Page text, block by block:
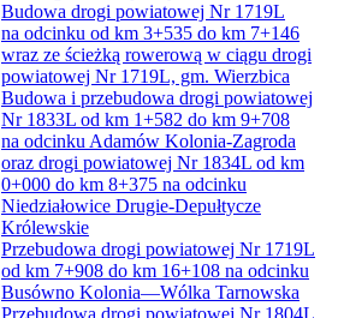
Budowa drogi powiatowej Nr 1719L
na odcinku od km 3+535 do km 7+146
wraz ze ścieżką rowerową w ciągu drogi
powiatowej Nr 1719L, gm. Wierzbica
Budowa i przebudowa drogi powiatowej
Nr 1833L od km 1+582 do km 9+708
na odcinku Adamów Kolonia-Zagroda
oraz drogi powiatowej Nr 1834L od km
0+000 do km 8+375 na odcinku
Niedziałowice Drugie-Depułtycze
Królewskie
Przebudowa drogi powiatowej Nr 1719L
od km 7+908 do km 16+108 na odcinku
Busówno Kolonia—Wólka Tarnowska
Przebudowa drogi powiatowej Nr 1804L